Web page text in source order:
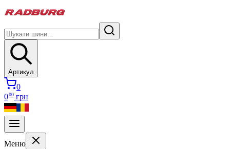
Артикул
0
000 грн
Меню